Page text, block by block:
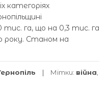
категоріях
га, що на 0,3 тис. га
року. Станом на
Мітки: війна